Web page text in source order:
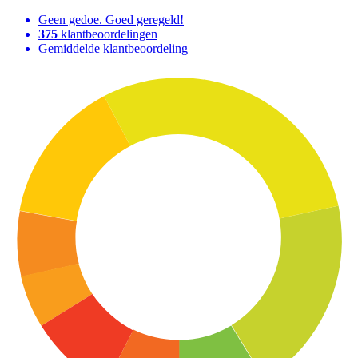
Geen gedoe. Goed geregeld!
375 klantbeoordelingen
Gemiddelde klantbeoordeling